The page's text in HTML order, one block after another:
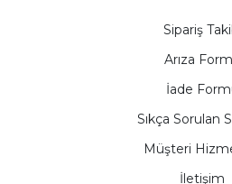
Sipariş
Arıza
İade
Sıkça Sorulan
Müşteri
İletişim